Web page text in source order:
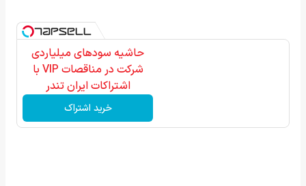
حاشیه سودهای میلیاردی
شرکت در مناقصات VIP با
اشتراکات ایران تندر
خرید اشتراک